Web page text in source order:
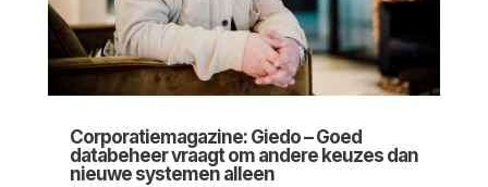
Corporatiemagazine: Giedo – Goed
databeheer vraagt om andere keuzes dan
nieuwe systemen alleen